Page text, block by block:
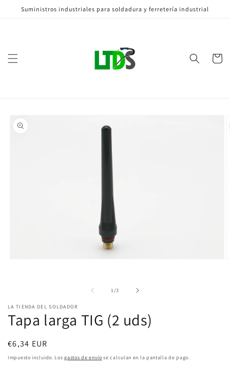
directamente
Suministros industriales para soldadura y ferretería industrial
Carrito
directamente
a la
información
1
en
ventana
modal
1/de
3
LA TIENDA DEL SOLDADOR
Tapa larga TIG (2 uds)
Precio
habitual
€6,34 EUR
Impuesto incluido. Losgastos de envío se calculan en la pantalla de pago.